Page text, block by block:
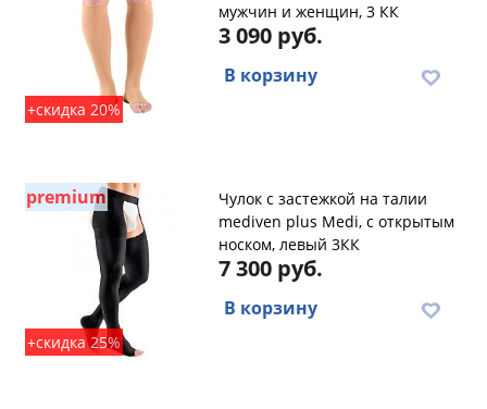
+скидка 20%
мужчин и женщин, 3 КК
3 090 руб.
В корзину
premium
+скидка 25%
Чулок с застежкой на талии
mediven plus Medi, с открытым
носком, левый 3КК
7 300 руб.
В корзину